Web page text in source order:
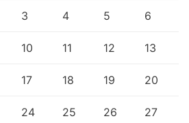
3 4 5 6
10 11 12 13
17 18 19 20
24 25 26 27